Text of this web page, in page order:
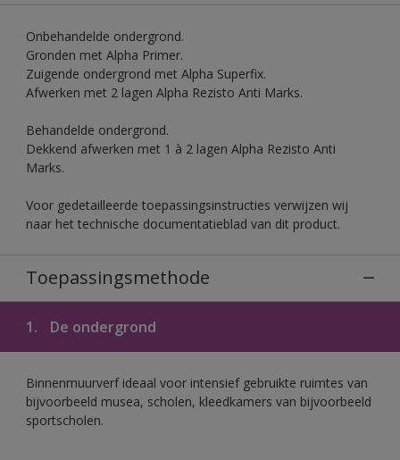
Onbehandelde ondergrond.
Gronden met Alpha Primer.
Zuigende ondergrond met Alpha Superfix.
Afwerken met 2 lagen Alpha Rezisto Anti Marks.
Behandelde ondergrond.
Dekkend afwerken met 1 à 2 lagen Alpha Rezisto Anti
Marks.
Voor gedetailleerde toepassingsinstructies verwijzen wij
naar het technische documentatieblad van dit product.
Toepassingsmethode
1. De ondergrond
Binnenmuurverf ideaal voor intensief gebruikte ruimtes van
bijvoorbeeld musea, scholen, kleedkamers van bijvoorbeeld
sportscholen.